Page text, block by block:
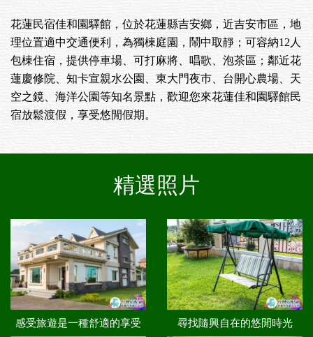
花蓮民宿佳和園驛館，位於花蓮縣吉安鄉，近吉安市區，地
理位置適中交通便利，為獨棟庭園，鬧中取靜；可容納12人
包棟住宿，提供停車場、可打麻將、唱歌、泡茶區；鄰近花
蓮慶修院、知卡宣親水公園、東大門夜巿、台開心農場、天
空之鏡、海洋公園等知名景點，歡迎您來花蓮佳和園驛館民
宿放鬆渡假，享受悠閒假期。
精選照片
感受旅遊是一種舒適的享受 尋找隨興自在的悠閒時光